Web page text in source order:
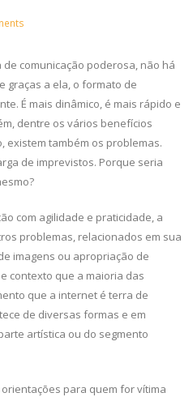
comunicação poderosa, não há
graças a ela, o formato de
É mais dinâmico, é mais rápido e
dentre os vários benefícios
existem também os problemas.
de imprevistos. Porque seria
com agilidade e praticidade, a
problemas, relacionados em sua
imagens ou apropriação de
contexto que a maioria das
que a internet é terra de
de diversas formas e em
artística ou do segmento
para quem for vítima